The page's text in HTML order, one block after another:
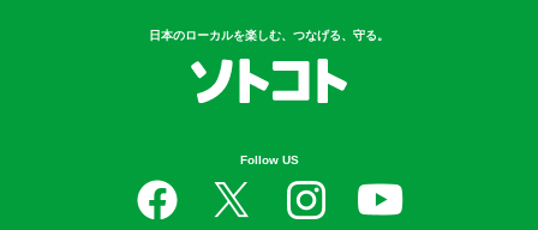
日本のローカルを楽しむ、つなげる、守る。
Follow US